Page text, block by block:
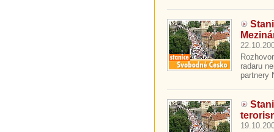
radaru
partnery